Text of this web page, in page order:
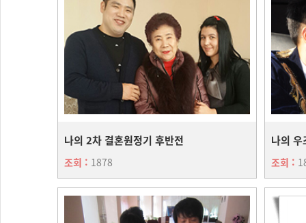
나의 2차 결혼원정기 후반전
조회 : 1878
나의
조회 :